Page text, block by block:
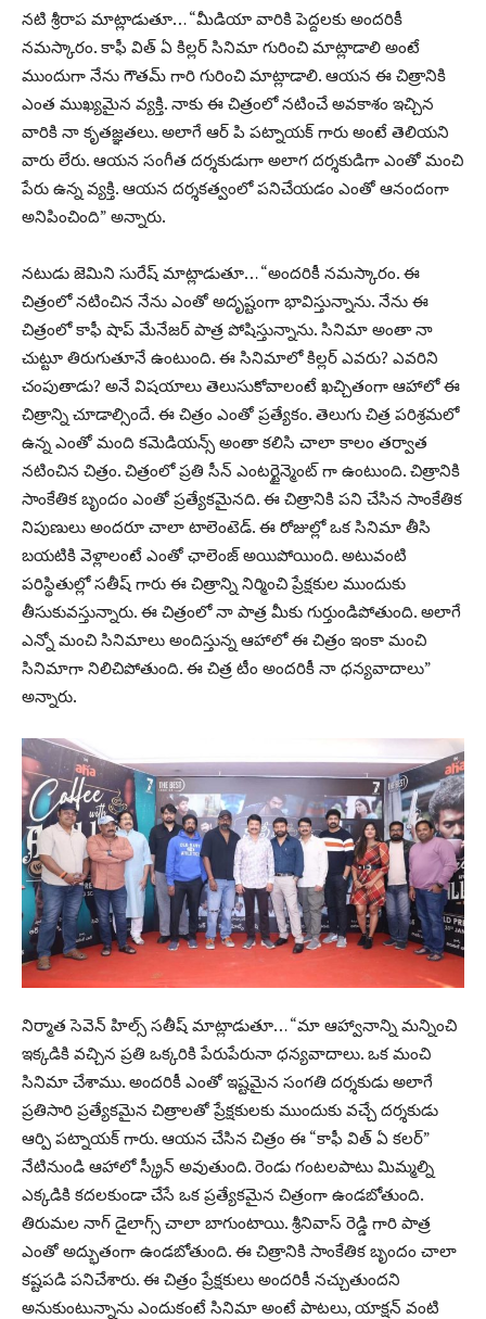
నటి శ్రీరాప మాట్లాడుతూ… “మీడియా వారికి పెద్దలకు అందరికీ
నమస్కారం. కాఫీ విత్ ఏ కిల్లర్ సినిమా గురించి మాట్లాడాలి అంటే
ముందుగా నేను గౌతమ్ గారి గురించి మాట్లాడాలి. ఆయన ఈ చిత్రానికి
ఎంత ముఖ్యమైన వ్యక్తి. నాకు ఈ చిత్రంలో నటించే అవకాశం ఇచ్చిన
వారికి నా కృతజ్ఞతలు. అలాగే ఆర్ పి పట్నాయక్ గారు అంటే తెలియని
వారు లేరు. ఆయన సంగీత దర్శకుడుగా అలాగ దర్శకుడిగా ఎంతో మంచి
పేరు ఉన్న వ్యక్తి. ఆయన దర్శకత్వంలో పనిచేయడం ఎంతో ఆనందంగా
అనిపించింది” అన్నారు.
నటుడు జెమిని సురేష్ మాట్లాడుతూ… “అందరికీ నమస్కారం. ఈ
చిత్రంలో నటించిన నేను ఎంతో అదృష్టంగా భావిస్తున్నాను. నేను ఈ
చిత్రంలో కాఫీ షాప్ మేనేజర్ పాత్ర పోషిస్తున్నాను. సినిమా అంతా నా
చుట్టూ తిరుగుతూనే ఉంటుంది. ఈ సినిమాలో కిల్లర్ ఎవరు? ఎవరిని
చంపుతాడు? అనే విషయాలు తెలుసుకోవాలంటే ఖచ్చితంగా ఆహాలో ఈ
చిత్రాన్ని చూడాల్సిందే. ఈ చిత్రం ఎంతో ప్రత్యేకం. తెలుగు చిత్ర పరిశ్రమలో
ఉన్న ఎంతో మంది కమెడియన్స్ అంతా కలిసి చాలా కాలం తర్వాత
నటించిన చిత్రం. చిత్రంలో ప్రతి సీన్ ఎంటర్టైన్మెంట్ గా ఉంటుంది. చిత్రానికి
సాంకేతిక బృందం ఎంతో ప్రత్యేకమైనది. ఈ చిత్రానికి పని చేసిన సాంకేతిక
నిపుణులు అందరూ చాలా టాలెంటెడ్. ఈ రోజుల్లో ఒక సినిమా తీసి
బయటికి వెళ్లాలంటే ఎంతో ఛాలెంజ్ అయిపోయింది. అటువంటి
పరిస్థితుల్లో సతీష్ గారు ఈ చిత్రాన్ని నిర్మించి ప్రేక్షకుల ముందుకు
తీసుకువస్తున్నారు. ఈ చిత్రంలో నా పాత్ర మీకు గుర్తుండిపోతుంది. అలాగే
ఎన్నో మంచి సినిమాలు అందిస్తున్న ఆహాలో ఈ చిత్రం ఇంకా మంచి
సినిమాగా నిలిచిపోతుంది. ఈ చిత్ర టీం అందరికీ నా ధన్యవాదాలు”
అన్నారు.
నిర్మాత సెవెన్ హిల్స్ సతీష్ మాట్లాడుతూ… “మా ఆహ్వానాన్ని మన్నించి
ఇక్కడికి వచ్చిన ప్రతి ఒక్కరికి పేరుపేరునా ధన్యవాదాలు. ఒక మంచి
సినిమా చేశాము. అందరికీ ఎంతో ఇష్టమైన సంగతి దర్శకుడు అలాగే
ప్రతిసారి ప్రత్యేకమైన చిత్రాలతో ప్రేక్షకులకు ముందుకు వచ్చే దర్శకుడు
ఆర్పి పట్నాయక్ గారు. ఆయన చేసిన చిత్రం ఈ “కాఫీ విత్ ఏ కలర్”
నేటినుండి ఆహాలో స్క్రీన్ అవుతుంది. రెండు గంటలపాటు మిమ్మల్ని
ఎక్కడికి కదలకుండా చేసే ఒక ప్రత్యేకమైన చిత్రంగా ఉండబోతుంది.
తిరుమల నాగ్ డైలాగ్స్ చాలా బాగుంటాయి. శ్రీనివాస్ రెడ్డి గారి పాత్ర
ఎంతో అద్భుతంగా ఉండబోతుంది. ఈ చిత్రానికి సాంకేతిక బృందం చాలా
కష్టపడి పనిచేశారు. ఈ చిత్రం ప్రేక్షకులు అందరికీ నచ్చుతుందని
అనుకుంటున్నాను ఎందుకంటే సినిమా అంటే పాటలు, యాక్షన్ వంటి